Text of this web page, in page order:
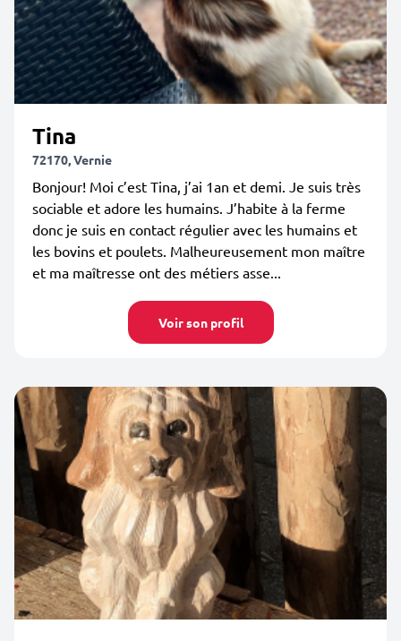
Tina
72170, Vernie
Bonjour! Moi c’est Tina, j’ai 1an et demi. Je suis très
sociable et adore les humains. J’habite à la ferme
donc je suis en contact régulier avec les humains et
les bovins et poulets. Malheureusement mon maître
et ma maîtresse ont des métiers asse...
Voir son profil